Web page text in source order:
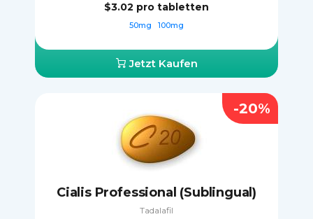
$3.02 pro tabletten
50mg 100mg
Jetzt Kaufen
Cialis Professional (Sublingual)
Tadalafil
-20%